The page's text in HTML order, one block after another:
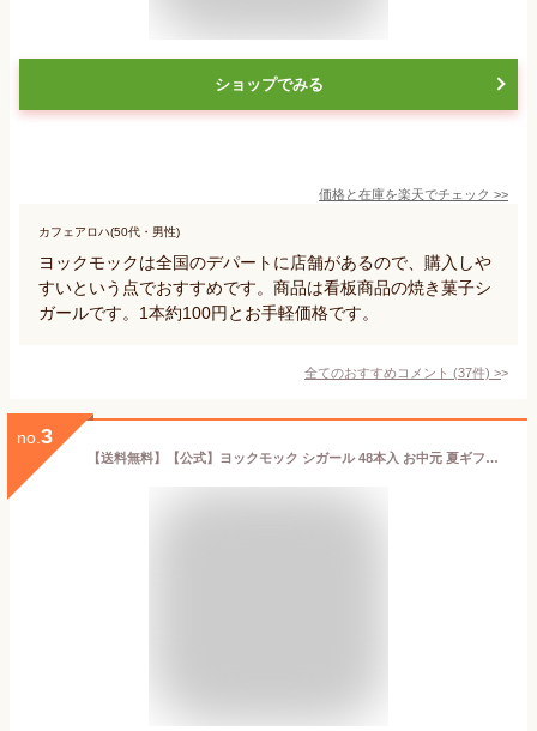
ショップでみる
価格と在庫を楽天でチェック >>
カフェアロハ(50代・男性)
ヨックモックは全国のデパートに店舗があるので、購入しや
すいという点でおすすめです。商品は看板商品の焼き菓子シ
ガールです。1本約100円とお手軽価格です。
全てのおすすめコメント (37件) >
no. 3
【送料無料】【公式】ヨックモック シガール 48本入 お中元 夏ギフト 2026 お盆 お供え 詰め合わせ プレゼント スイーツ ギフト プチギフト クッキー 退職 洋菓子 お菓子 焼き菓子 手土産 個包装 お取り寄せ お礼 お祝い